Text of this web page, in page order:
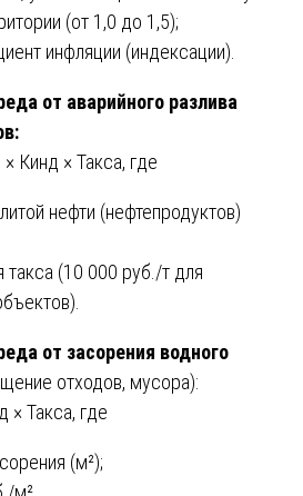
(от 1,0 до 1,5);
инфляции (индексации).
от аварийного разлива
Кинд × Такса, где
нефти (нефтепродуктов)
такса (10 000 руб./т для
от засорения водного
отходов, мусора):
× Такса, где
(м²);